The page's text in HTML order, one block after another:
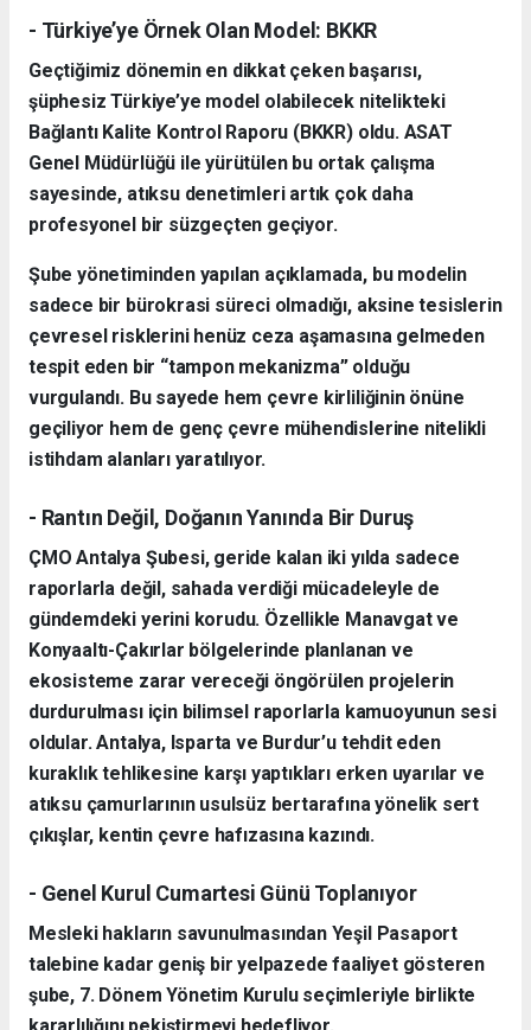
- Türkiye’ye Örnek Olan Model: BKKR
Geçtiğimiz dönemin en dikkat çeken başarısı,
şüphesiz Türkiye’ye model olabilecek nitelikteki
Bağlantı Kalite Kontrol Raporu (BKKR) oldu. ASAT
Genel Müdürlüğü ile yürütülen bu ortak çalışma
sayesinde, atıksu denetimleri artık çok daha
profesyonel bir süzgeçten geçiyor.
Şube yönetiminden yapılan açıklamada, bu modelin
sadece bir bürokrasi süreci olmadığı, aksine tesislerin
çevresel risklerini henüz ceza aşamasına gelmeden
tespit eden bir “tampon mekanizma” olduğu
vurgulandı. Bu sayede hem çevre kirliliğinin önüne
geçiliyor hem de genç çevre mühendislerine nitelikli
istihdam alanları yaratılıyor.
- Rantın Değil, Doğanın Yanında Bir Duruş
ÇMO Antalya Şubesi, geride kalan iki yılda sadece
raporlarla değil, sahada verdiği mücadeleyle de
gündemdeki yerini korudu. Özellikle Manavgat ve
Konyaaltı-Çakırlar bölgelerinde planlanan ve
ekosisteme zarar vereceği öngörülen projelerin
durdurulması için bilimsel raporlarla kamuoyunun sesi
oldular. Antalya, Isparta ve Burdur’u tehdit eden
kuraklık tehlikesine karşı yaptıkları erken uyarılar ve
atıksu çamurlarının usulsüz bertarafına yönelik sert
çıkışlar, kentin çevre hafızasına kazındı.
- Genel Kurul Cumartesi Günü Toplanıyor
Mesleki hakların savunulmasından Yeşil Pasaport
talebine kadar geniş bir yelpazede faaliyet gösteren
şube, 7. Dönem Yönetim Kurulu seçimleriyle birlikte